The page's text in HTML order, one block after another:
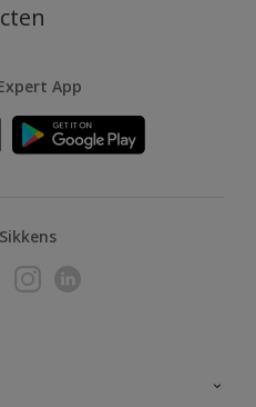
App